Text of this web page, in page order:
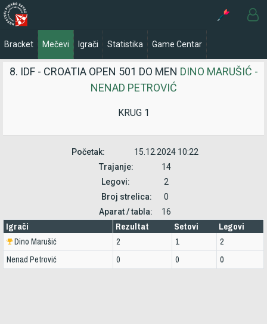
Bracket Mečevi Igrači Statistika Game Centar
8. IDF - CROATIA OPEN 501 DO MEN DINO MARUŠIĆ -
NENAD PETROVIĆ
KRUG 1
Početak:
15.12.2024 10:22
Trajanje:
14
Legovi:
2
Broj strelica:
0
Aparat / tabla:
16
Igrači Rezultat Setovi Legovi
Dino Marušić 2 1
2
Nenad Petrović
0 0 0